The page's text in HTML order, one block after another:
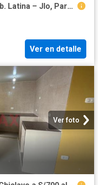
Alquilo Casa De 3 Pisos En Urb. Latina – Jlo, Para Empresas
Ver en detalle
Ver foto